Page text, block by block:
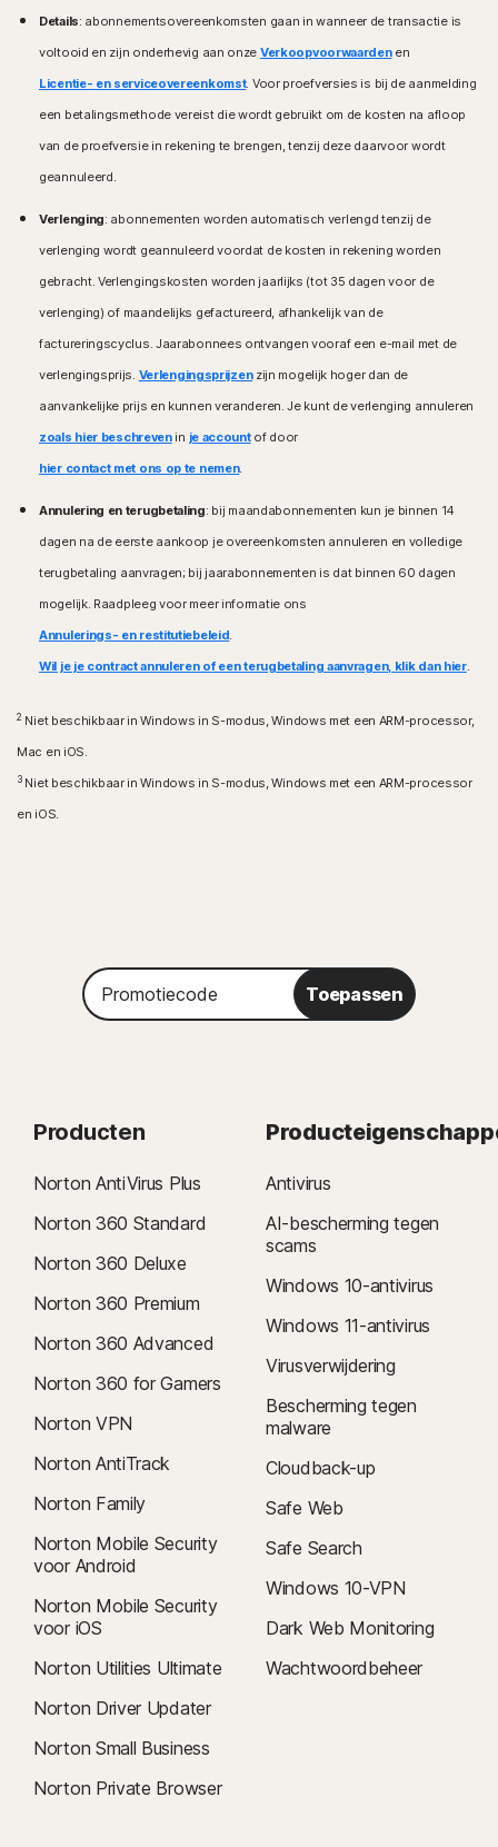
Windows™-besturingssystemen
Microsoft Windows 11/10 (alle versies behalve
Windows 11/10 in S-modus),
Microsoft Windows 7 (32-bit en 64-bit) met Service
Pack 1 (SP 1) of later.
Mac met de huidige en vorige twee versies van
Apple® macOS.
Android™-besturingssystemen
Android-apparaat met versie 10.0 of hoger. Google
Play-app moet zijn geïnstalleerd.
iOS-besturingssystemen
iPhones of iPads met de huidige en vorige twee
Apple TV met de huidige en vorige versie van Apple®
Fire iOS-besturingssystemen
Amazon Fire TV-apparaat met Fire iOS-
Browserextensie
Google Chrome
Geen Ouderlijk toezicht voor Snapdragon/ARM.
Microsoft Windows 10 (alle versies)
Microsoft Windows 8/8.1 (alle versies). Bepaalde
gebruik van browserapps op het startscherm van
Microsoft Windows 7 (alle versies) met Service Pack 1
(SP 1) of later met SHA2-ondersteuning
Functies die niet worden ondersteund: Norton
Cloudback-up, Norton Ouderlijk toezicht, Norton
Android™-besturingssystemen
Android 10.0 of hoger. Google Play-app moet zijn
ondersteund.
iOS-besturingssystemen
iPhones of iPads met de huidige en vorige twee
Details: abonnementsovereenkomsten gaan in wanneer de transactie is
voltooid en zijn onderhevig aan onze Verkoopvoorwaardenen
Licentie- en serviceovereenkomst. Voor proefversies is bij de aanmelding
een betalingsmethode vereist die wordt gebruikt om de kosten na afloop
van de proefversie in rekening te brengen, tenzij deze daarvoor wordt
geannuleerd.
Verlenging: abonnementen worden automatisch verlengd tenzij de
verlenging wordt geannuleerd voordat de kosten in rekening worden
gebracht. Verlengingskosten worden jaarlijks (tot 35 dagen voor de
verlenging) of maandelijks gefactureerd, afhankelijk van de
factureringscyclus. Jaarabonnees ontvangen vooraf een e-mail met de
verlengingsprijs. Verlengingsprijzenzijn mogelijk hoger dan de
aanvankelijke prijs en kunnen veranderen. Je kunt de verlenging annuleren
zoals hier beschrevenin je accountof door
hier contact met ons op te nemen.
Annulering en terugbetaling: bij maandabonnementen kun je binnen 14
dagen na de eerste aankoop je overeenkomsten annuleren en volledige
terugbetaling aanvragen; bij jaarabonnementen is dat binnen 60 dagen
mogelijk. Raadpleeg voor meer informatie ons
Annulerings- en restitutiebeleid.
Wil je je contract annuleren of een terugbetaling aanvragen, klik dan hier.
2 Niet beschikbaar in Windows in S-modus, Windows met een ARM-processor,
Mac en iOS.
3Niet beschikbaar in Windows in S-modus, Windows met een ARM-processor
en iOS.
Promotiecode
Toepassen
Producten
Norton AntiVirus Plus
Norton 360 Standard
Norton 360 Deluxe
Norton 360 Premium
Norton 360 Advanced
Norton 360 for Gamers
Norton VPN
Norton AntiTrack
Norton Family
Norton Mobile Security
voor Android
Norton Mobile Security
voor iOS
Norton Utilities Ultimate
Norton Driver Updater
Norton Small Business
Norton Private Browser
Antivirus
AI-bescherming tegen
scams
Windows 10-antivirus
Windows 11-antivirus
Virusverwijdering
Bescherming tegen
malware
Cloudback-up
Safe Web
Safe Search
Windows 10-VPN
Dark Web Monitoring
Wachtwoordbeheer